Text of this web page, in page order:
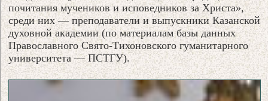
почитания мучеников и исповедников за Христа»,
среди них — преподаватели и выпускники Казанской
духовной академии (по материалам базы данных
Православного Свято-Тихоновского гуманитарного
университета — ПСТГУ).